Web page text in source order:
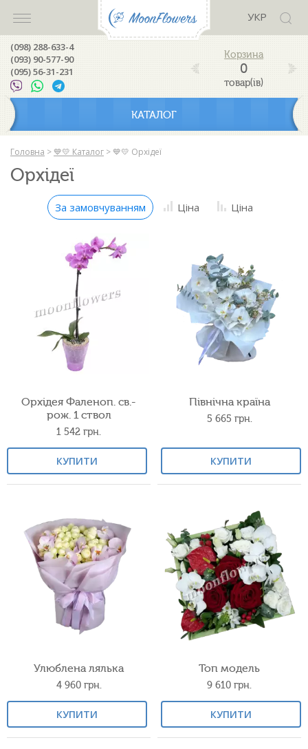
УКР
(098) 288-633-4
(093) 90-577-90
(095) 56-31-231
0
товар(ів)
КАТАЛОГ
Головна > 💙💛 Каталог > 💙💛 Орхідеї
Орхідеї
За замовчуванням Ціна Ціна
Орхідея Фаленоп. св.-
рож. 1 ствол
1 542 грн.
КУПИТИ
Північна країна
5 665 грн.
КУПИТИ
Улюблена лялька
4 960 грн.
КУПИТИ
Топ модель
9 610 грн.
КУПИТИ